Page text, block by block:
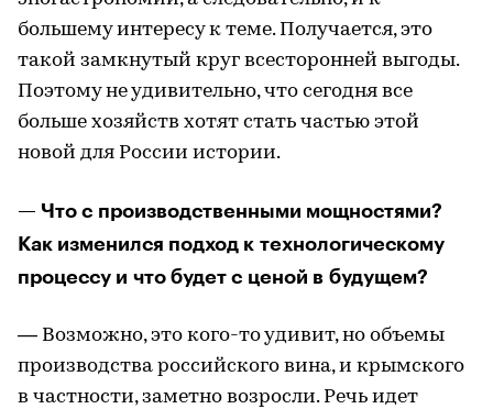
большему интересу к теме. Получается, это
такой замкнутый круг всесторонней выгоды.
Поэтому не удивительно, что сегодня все
больше хозяйств хотят стать частью этой
новой для России истории.
— Что с производственными мощностями?
Как изменился подход к технологическому
процессу и что будет с ценой в будущем?
— Возможно, это кого-то удивит, но объемы
производства российского вина, и крымского
в частности, заметно возросли. Речь идет